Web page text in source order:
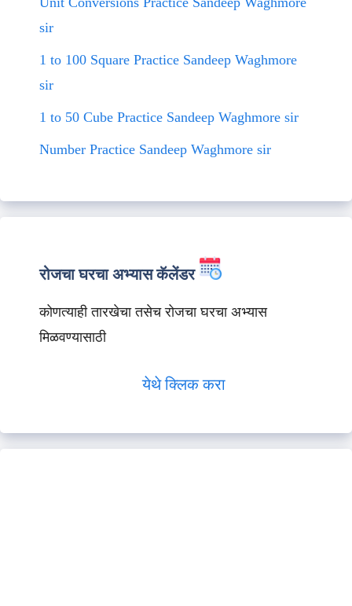
sir
1 to 100 Square Practice Sandeep Waghmore
sir
1 to 50 Cube Practice Sandeep Waghmore sir
Number Practice Sandeep Waghmore sir
रोजचा घरचा अभ्यास कॅलेंडर
कोणत्याही तारखेचा तसेच रोजचा घरचा अभ्यास
मिळवण्यासाठी
येथे क्लिक करा